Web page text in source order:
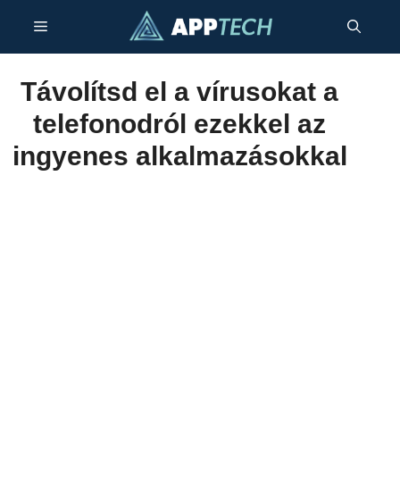
tartalomba
Menü
Távolítsd el a vírusokat a
telefonodról ezekkel az
ingyenes alkalmazásokkal